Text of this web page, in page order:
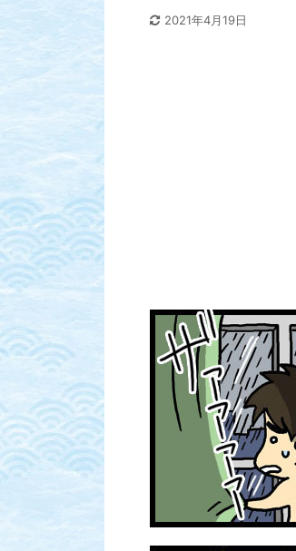
2021年4月19日